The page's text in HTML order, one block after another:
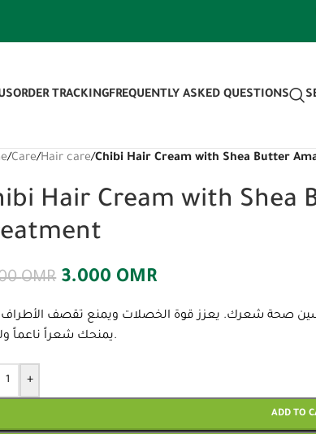
Use
ORDER TRACKINGFREQUENTLY ASKED QUESTIONS
/Care/Hair care/Chibi Hair Cream with Shea Butter
Hair Cream with Shea
OMR 3.000 OMR
صحة شعرك. يعزز قوة الخصلات ويمنع تقصف
يمنحك شعراً ناعماً ولامعاً.
+
ADD TO